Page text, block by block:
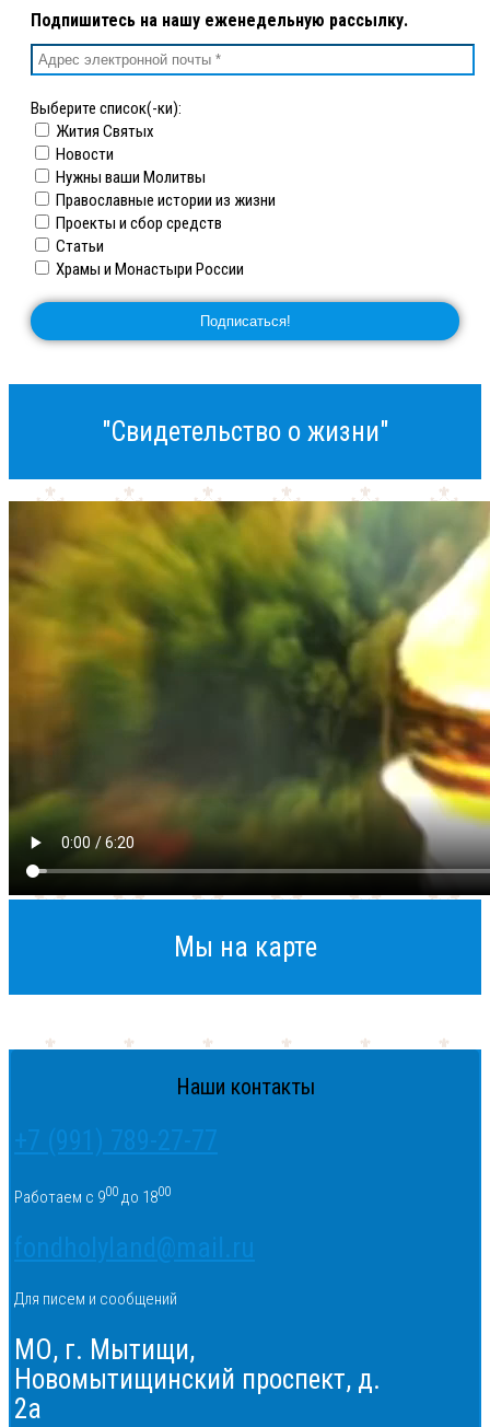
Подпишитесь на нашу еженедельную рассылку.
Выберите список(-ки):
Жития Святых
Новости
Нужны ваши Молитвы
Православные истории из жизни
Проекты и сбор средств
Статьи
Храмы и Монастыри России
"Свидетельство о жизни"
Мы на карте
Наши контакты
+7 (991) 789-27-77
Работаем с 900 до 1800
fondholyland@mail.ru
Для писем и сообщений
МО, г. Мытищи,
Новомытищинский проспект, д.
2а